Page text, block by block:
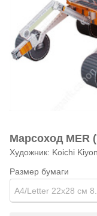
Марсоход MER
Художник: Koichi
Размер бумаги
A4/Letter 22x28 см